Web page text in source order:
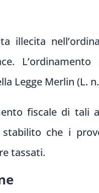
illecita
Legge Merlin (L.
fiscale di tali
stabilito che i
tassati.